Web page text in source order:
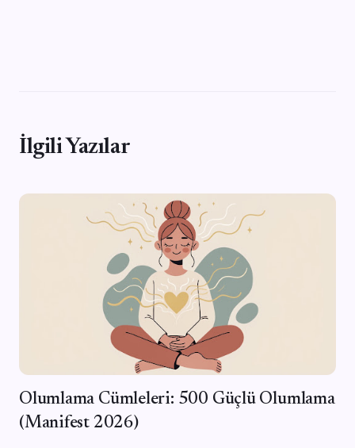
İlgili Yazılar
Olumlama Cümleleri: 500 Güçlü Olumlama
(Manifest 2026)